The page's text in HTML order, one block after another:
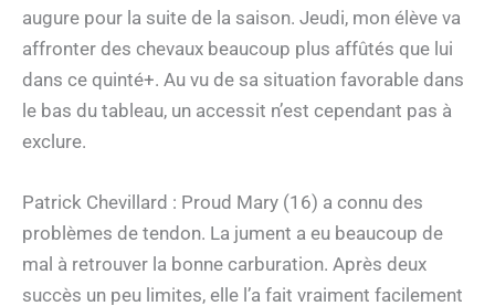
augure pour la suite de la saison. Jeudi, mon élève va
affronter des chevaux beaucoup plus affûtés que lui
dans ce quinté+. Au vu de sa situation favorable dans
le bas du tableau, un accessit n’est cependant pas à
exclure.
Patrick Chevillard : Proud Mary (16) a connu des
problèmes de tendon. La jument a eu beaucoup de
mal à retrouver la bonne carburation. Après deux
succès un peu limites, elle l’a fait vraiment facilement